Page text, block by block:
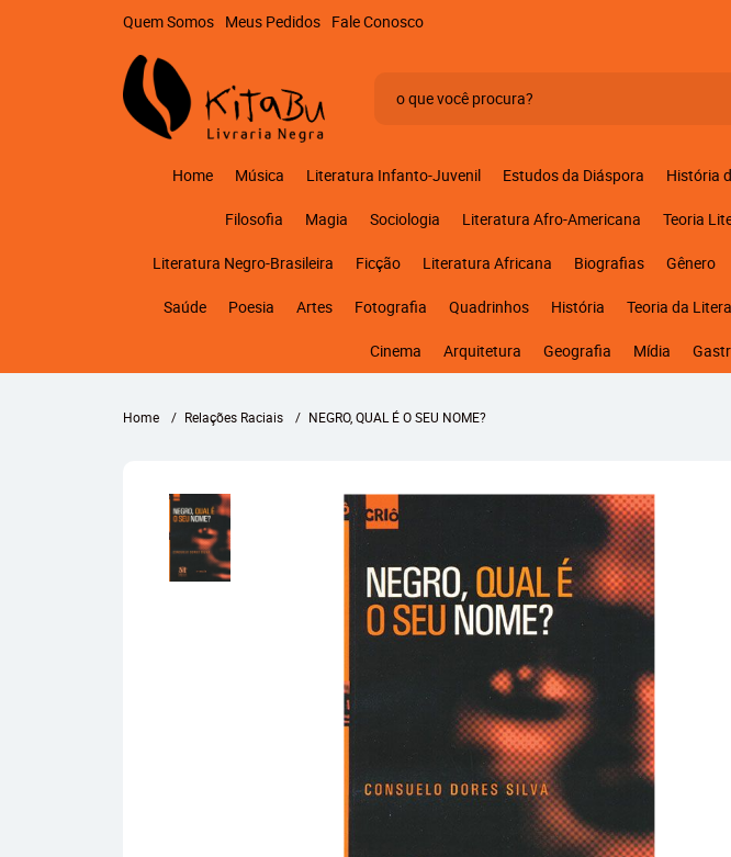
Quem Somos Meus Pedidos Fale Conosco
Home Música Literatura Infanto-Juvenil Estudos da Diáspora História
Filosofia Magia Sociologia Literatura Afro-Americana Teoria
Literatura Negro-Brasileira Ficção Literatura Africana Biografias Gênero
Saúde Poesia Artes Fotografia Quadrinhos História Teoria da
Cinema Arquitetura Geografia Mídia
Home Relações Raciais NEGRO, QUAL É O SEU NOME?